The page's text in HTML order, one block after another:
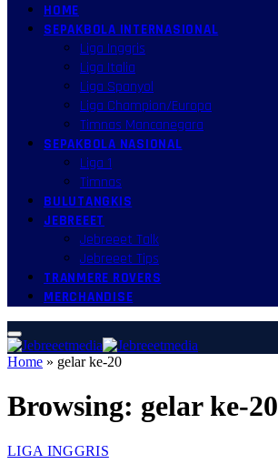
HOME
SEPAKBOLA INTERNASIONAL
Liga Inggris
Liga Italia
Liga Spanyol
Liga Champion/Europa
Timnas Mancanegara
SEPAKBOLA NASIONAL
Liga 1
Timnas
BULUTANGKIS
JEBREEET
Jebreeet Talk
Jebreeet Tips
TRANMERE ROVERS
MERCHANDISE
Home » gelar ke-20
Browsing: gelar ke-20
LIGA INGGRIS